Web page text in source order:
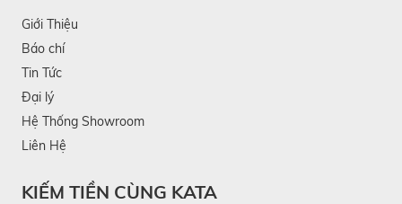
Giới Thiệu
Báo chí
Tin Tức
Đại lý
Hệ Thống Showroom
Liên Hệ
KIẾM TIỀN CÙNG KATA